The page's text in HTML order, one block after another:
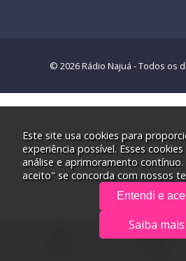
© 2026 Rádio Najuá - Todos os
Este site usa cookies para
experiência possível. Esses
análise e aprimoramento
aceito" se concorda com nossos
Entendi e
Saiba mais